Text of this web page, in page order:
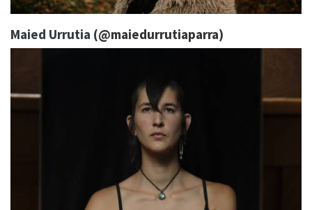
Maied Urrutia (@maiedurrutiaparra)